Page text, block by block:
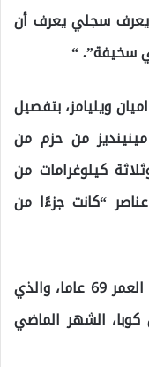
سجلي يعرف أن
سخيفة”. “
ويليامز، بتفصيل
من حزم من
كيلوغرامات من
“كانت جزءًا من
ونفى الديمقراطي المخضرم البالغ من العمر 69 عاما، والذي
كوبا، الشهر الماضي